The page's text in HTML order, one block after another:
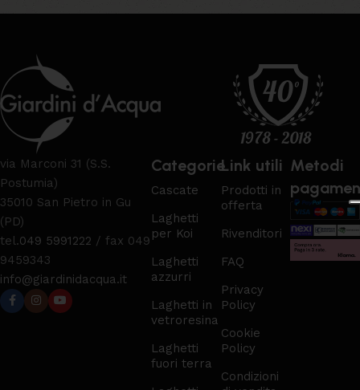
via Marconi 31 (S.S.
Postumia)
35010 San Pietro in Gu
(PD)
tel.049 5991222 / fax 049
9459343
info@giardinidacqua.it
Categorie
Cascate
Laghetti
per Koi
Laghetti
azzurri
Laghetti in
vetroresina
Laghetti
fuori terra
Link utili
Prodotti in
offerta
Rivenditori
FAQ
Privacy
Policy
Cookie
Policy
Condizioni
Metodi